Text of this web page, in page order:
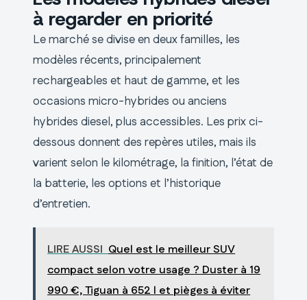
à regarder en priorité
Le marché se divise en deux familles, les
modèles récents, principalement
rechargeables et haut de gamme, et les
occasions micro-hybrides ou anciens
hybrides diesel, plus accessibles. Les prix ci-
dessous donnent des repères utiles, mais ils
varient selon le kilométrage, la finition, l’état de
la batterie, les options et l’historique
d’entretien.
LIRE AUSSI Quel est le meilleur SUV
compact selon votre usage ? Duster à 19
990 €, Tiguan à 652 l et pièges à éviter